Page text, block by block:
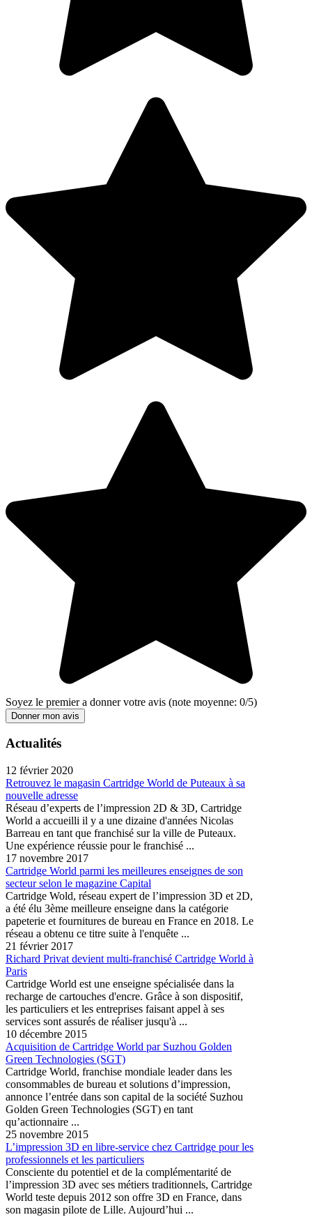
Soyez le premier a donner votre avis (note moyenne: 0/5)
Donner mon avis
Actualités
12 février 2020
Retrouvez le magasin Cartridge World de Puteaux à sa
nouvelle adresse
Réseau d’experts de l’impression 2D & 3D, Cartridge
World a accueilli il y a une dizaine d'années Nicolas
Barreau en tant que franchisé sur la ville de Puteaux.
Une expérience réussie pour le franchisé ...
17 novembre 2017
Cartridge World parmi les meilleures enseignes de son
secteur selon le magazine Capital
Cartridge Wold, réseau expert de l’impression 3D et 2D,
a été élu 3ème meilleure enseigne dans la catégorie
papeterie et fournitures de bureau en France en 2018. Le
réseau a obtenu ce titre suite à l'enquête ...
21 février 2017
Richard Privat devient multi-franchisé Cartridge World à
Paris
Cartridge World est une enseigne spécialisée dans la
recharge de cartouches d'encre. Grâce à son dispositif,
les particuliers et les entreprises faisant appel à ses
services sont assurés de réaliser jusqu'à ...
10 décembre 2015
Acquisition de Cartridge World par Suzhou Golden
Green Technologies (SGT)
Cartridge World, franchise mondiale leader dans les
consommables de bureau et solutions d’impression,
annonce l’entrée dans son capital de la société Suzhou
Golden Green Technologies (SGT) en tant
qu’actionnaire ...
25 novembre 2015
L’impression 3D en libre-service chez Cartridge pour les
professionnels et les particuliers
Consciente du potentiel et de la complémentarité de
l’impression 3D avec ses métiers traditionnels, Cartridge
World teste depuis 2012 son offre 3D en France, dans
son magasin pilote de Lille. Aujourd’hui ...